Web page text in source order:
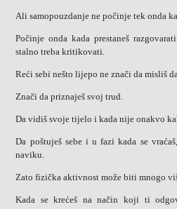
Ali samopouzdanje ne počinje tek onda
Počinje onda kada prestaneš
stalno treba kritikovati.
Reći sebi nešto lijepo ne znači da misliš
Znači da priznaješ svoj trud.
Da vidiš svoje tijelo i kada nije onakvo
Da poštuješ sebe i u fazi kada se
naviku.
Zato fizička aktivnost može biti mnogo
Kada se krećeš na način koji ti